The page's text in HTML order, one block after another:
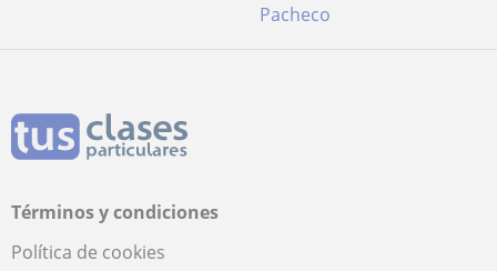
Pacheco
Términos y condiciones
Política de cookies